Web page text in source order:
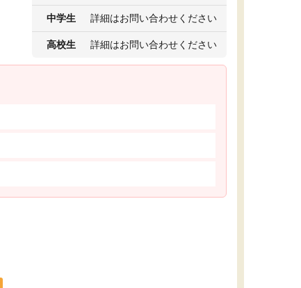
中学生 詳細はお問い合わせください
高校生 詳細はお問い合わせください